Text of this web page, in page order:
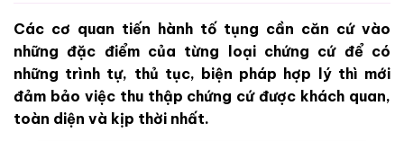
Các cơ quan tiến hành tố tụng cần căn cứ vào
những đặc điểm của từng loại chứng cứ để có
những trình tự, thủ tục, biện pháp hợp lý thì mới
đảm bảo việc thu thập chứng cứ được khách quan,
toàn diện và kịp thời nhất.